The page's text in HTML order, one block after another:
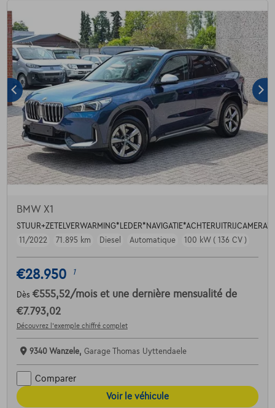
BMW X1
11/2022
71.895 km Diesel Automatique 100 kW ( 136 CV )
€28.950 1
Dès €555,52/mois et une dernière mensualité de
€7.793,02
Découvrez l’exemple chiffré complet
9340 Wanzele, Garage Thomas Uyttendaele
Comparer
Voir le véhicule